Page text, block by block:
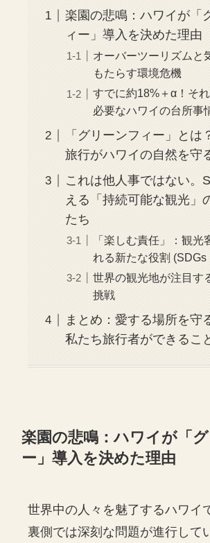
楽園の悲鳴：ハワイが「
ィー」導入を決めた理由
オーバーツーリズムと
もたらす環境危機
すでに約18%＋α！そ
必要なハワイの台所事
「グリーンフィー」とは
旅行がハワイの自然を守
これは他人事ではない。
える「持続可能な観光」
たち
「楽しむ責任」：観光
れる新たな役割 (SDGs
世界の観光地が注目す
挑戦
まとめ：愛する場所を守
私たち旅行者ができるこ
楽園の悲鳴：ハワイが「
ー」導入を決めた理由
世界中の人々を魅了するハワイ
裏側では深刻な問題が進行して